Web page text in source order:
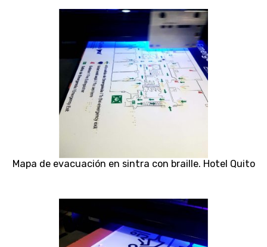
Mapa de evacuación en sintra con braille. Hotel Quito